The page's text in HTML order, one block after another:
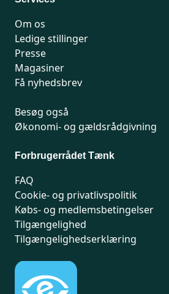
Om os
Ledige stillinger
Presse
Magasiner
Få nyhedsbrev
Besøg også
Økonomi- og gældsrådgivning
Forbrugerrådet Tænk
FAQ
Cookie- og privatlivspolitik
Købs- og medlemsbetingelser
Tilgængelighed
Tilgængelighedserklæring